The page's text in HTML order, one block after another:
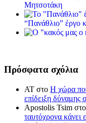
Μητσοτάκη
“Πανάθλιο” έργο
Πρόσφατα σχόλια
ΑΤ στο Η χώρα
επίδειξη δύναμης
Apostolis Tsim στο
ταυτόχρονα κάνει